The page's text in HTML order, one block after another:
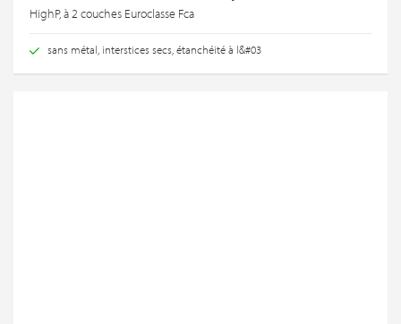
HighP, à 2 couches Euroclasse Fca
sans métal, interstices secs, étanchéité à l&#03